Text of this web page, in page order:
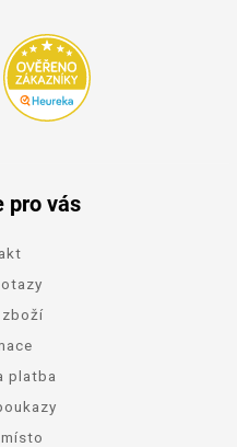
pro vás
zboží
platba